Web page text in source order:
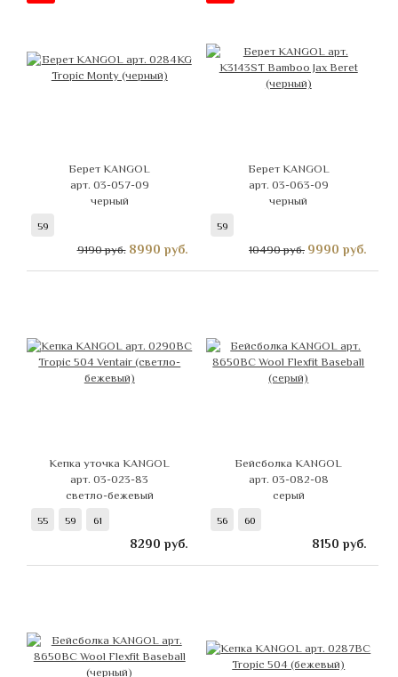
Берет KANGOL
арт. 03-057-09
черный
59
9190 руб. 8990 руб.
Берет KANGOL
арт. 03-063-09
черный
59
10490 руб. 9990 руб.
Кепка уточка KANGOL
арт. 03-023-83
светло-бежевый
55 59 61
8290 руб.
Бейсболка KANGOL
арт. 03-082-08
серый
56 60
8150 руб.